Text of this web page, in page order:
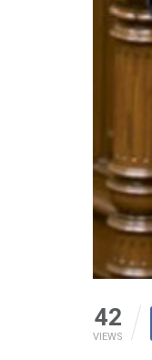
42
VIEWS